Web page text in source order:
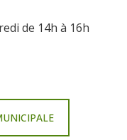
de 14h à 16h